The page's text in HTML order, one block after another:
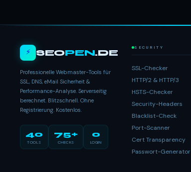
⚡ SEOPEN.DE
Professionelle Webmaster-Tools für
SSL, DNS, eMail Sicherheit &
Performance-Analyse. Serverseitig
berechnet. Blitzschnell. Ohne
Registrierung. Kostenlos.
40
TOOLS
75+
CHECKS
0
LOGIN
SECURITY
SSL-Checker
HTTP/2 & HTTP/3
HSTS-Checker
Security-Headers
Blacklist-Check
Port-Scanner
Cert Transparency
Passwort-Generator